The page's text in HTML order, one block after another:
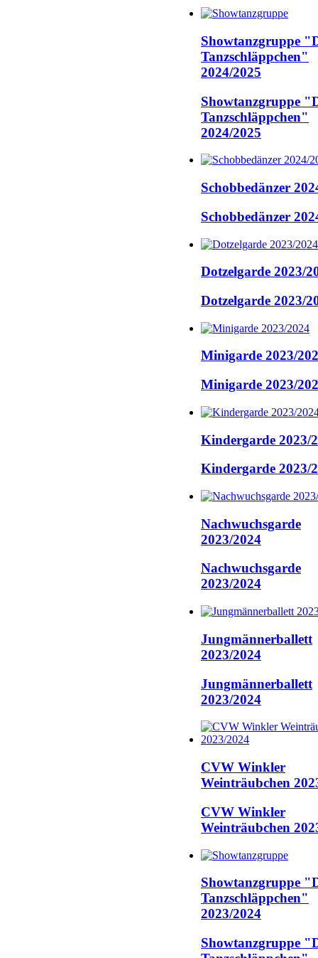
Showtanzgruppe
Tanzschläppchen"
2024/2025
Showtanzgruppe
Tanzschläppchen"
2024/2025
Schobbedänzer
Schobbedänzer
Dotzelgarde 2023/
Dotzelgarde 2023/
Minigarde 2023/
Minigarde 2023/
Kindergarde 2023/
Kindergarde 2023/
Nachwuchsgarde
2023/2024
Nachwuchsgarde
2023/2024
Jungmännerballett
2023/2024
Jungmännerballett
2023/2024
CVW Winkler
Weinträubchen
CVW Winkler
Weinträubchen
Showtanzgruppe
Tanzschläppchen"
2023/2024
Showtanzgruppe